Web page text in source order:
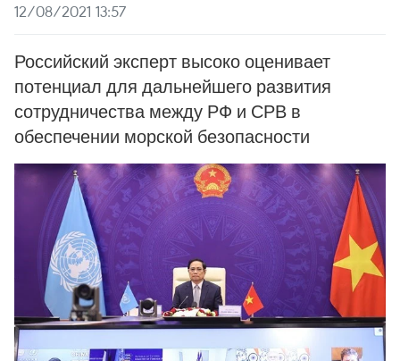
12/08/2021 13:57
Российский эксперт высоко оценивает
потенциал для дальнейшего развития
сотрудничества между РФ и СРВ в
обеспечении морской безопасности